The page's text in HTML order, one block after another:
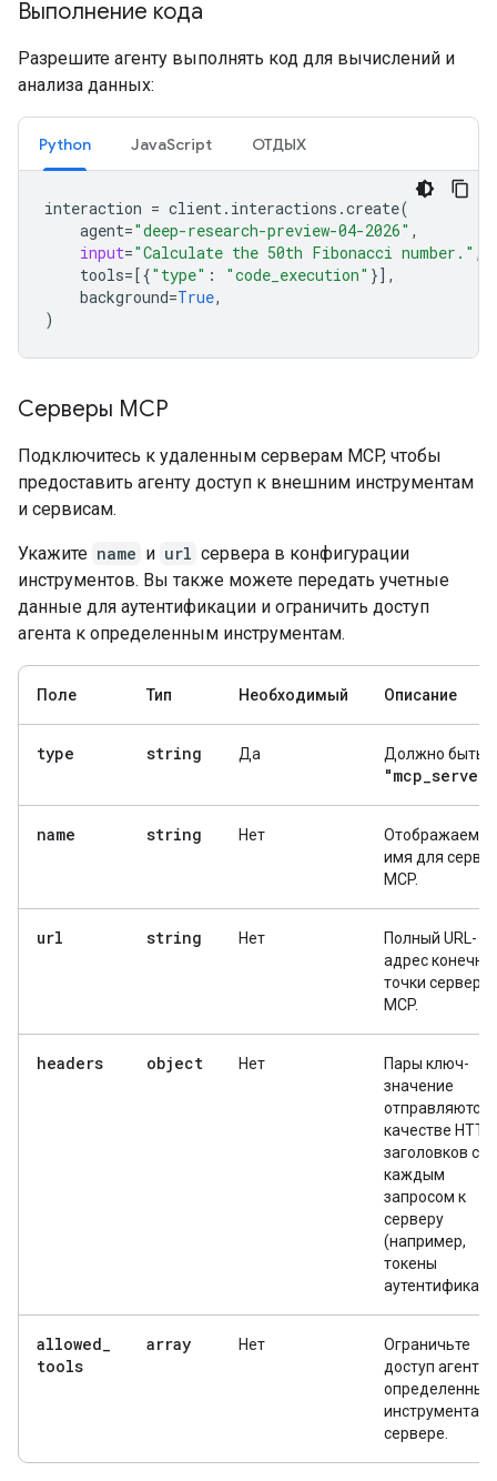
Выполнение кода
Разрешите агенту выполнять код для вычислений и
анализа данных:
Python JavaScript ОТДЫХ
interaction = client. interactions .create(
agent="deep-research-preview-04-2026" ,
input="Calculate the 50th Fibonacci number." ,
tools=[{"type" : "code_execution" }],
background=True,
)
Серверы MCP
Подключитесь к удаленным серверам MCP, чтобы
предоставить агенту доступ к внешним инструментам
и сервисам.
Укажите name и url сервера в конфигурации
инструментов. Вы также можете передать учетные
данные для аутентификации и ограничить доступ
агента к определенным инструментам.
Поле Тип Необходимый Описание
type string Да Должно быть
"mcp_server"
name string Нет
Отображаемое
имя для
MCP.
url string Нет
Полный URL-
адрес
точки сервера
MCP.
headers object Нет
Пары ключ-
значение
отправляются
качестве
заголовков с
каждым
запросом к
серверу
(например,
токены
allowed_
tools
array Нет
Ограничьте
доступ агента
определенным
инструментам
сервере.